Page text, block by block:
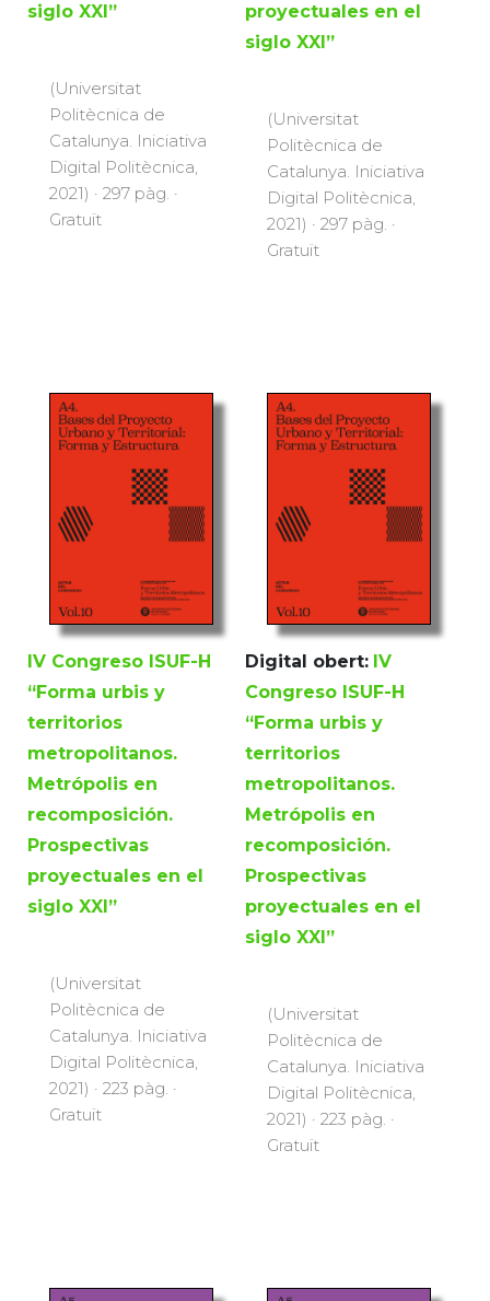
siglo XXI”
(Universitat
Politècnica de
Catalunya. Iniciativa
Digital Politècnica,
2021) · 297 pàg. ·
Gratuït
proyectuales en el
siglo XXI”
(Universitat
Politècnica de
Catalunya. Iniciativa
Digital Politècnica,
2021) · 297 pàg. ·
Gratuït
IV Congreso ISUF-H
“Forma urbis y
territorios
metropolitanos.
Metrópolis en
recomposición.
Prospectivas
proyectuales en el
siglo XXI”
(Universitat
Politècnica de
Catalunya. Iniciativa
Digital Politècnica,
2021) · 223 pàg. ·
Gratuït
Digital obert: IV
Congreso ISUF-H
“Forma urbis y
territorios
metropolitanos.
Metrópolis en
recomposición.
Prospectivas
proyectuales en el
siglo XXI”
(Universitat
Politècnica de
Catalunya. Iniciativa
Digital Politècnica,
2021) · 223 pàg. ·
Gratuït